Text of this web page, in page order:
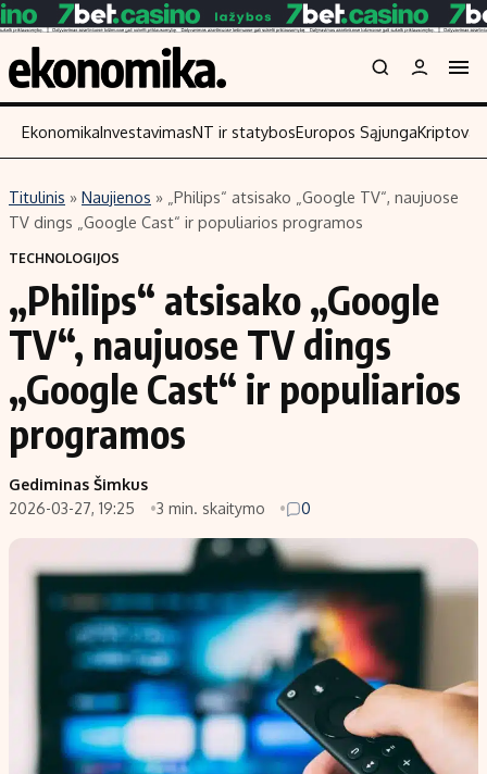
Turinys
Naujienos
Aplinka
Verslas
Energetika
Ekonomika
Politika
NT ir statybos
Skaitykite
Įmonės
Žemės ūkis
Technologijos
Laisvalaikis
Investavimas
Saulės elektrinės
Kriptovaliutos
Infliacija
Nedarbo išmokos skaičiuoklė
Indėliai
Indėlių skaičiuoklė
Būsto finansai
Įdomios naujienos
EkonomikaInvestavimasNT ir statybosEuropos Sąjunga
Titulinis » Naujienos » „Philips“ atsisako „Google TV“, naujuose
TV dings „Google Cast“ ir populiarios programos
TECHNOLOGIJOS
„Philips“ atsisako „Google
TV“, naujuose TV dings
„Google Cast“ ir populiarios
programos
Gediminas Šimkus
2026-03-27, 19:25
3 min. skaitymo 0